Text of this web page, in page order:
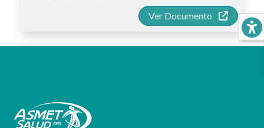
Ver Documento